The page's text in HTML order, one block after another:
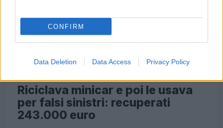
CONFIRM
Data Deletion Data Access Privacy Policy
Riciclava minicar e poi le usava
per falsi sinistri: recuperati
243.000 euro